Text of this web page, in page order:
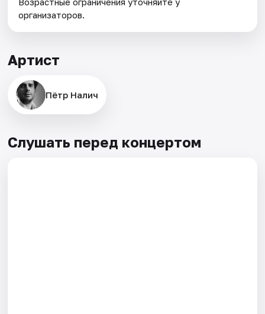
организаторов.
Артист
Пётр Налич
Слушать перед концертом